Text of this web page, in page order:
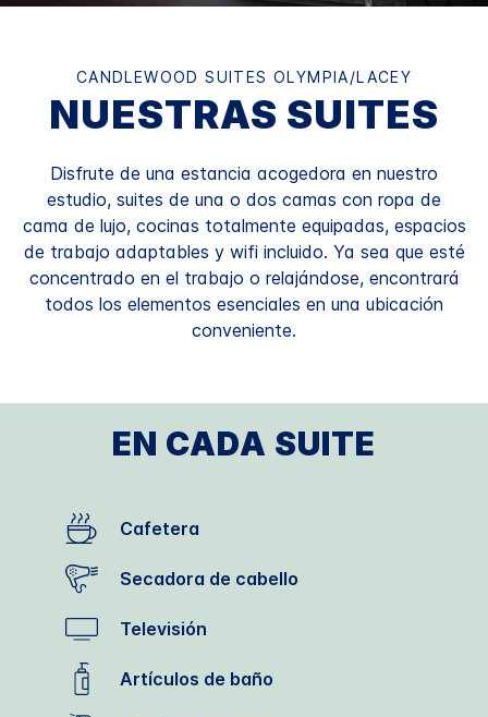
CANDLEWOOD SUITES OLYMPIA/LACEY
NUESTRAS SUITES
Disfrute de una estancia acogedora en nuestro
estudio, suites de una o dos camas con ropa de
cama de lujo, cocinas totalmente equipadas, espacios
de trabajo adaptables y wifi incluido. Ya sea que esté
concentrado en el trabajo o relajándose, encontrará
todos los elementos esenciales en una ubicación
conveniente.
EN CADA SUITE
Cafetera
Secadora de cabello
Televisión
Artículos de baño